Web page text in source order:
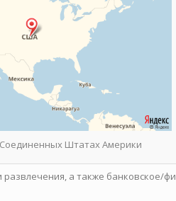
Штатах Америки
развлечения, а также банковское/